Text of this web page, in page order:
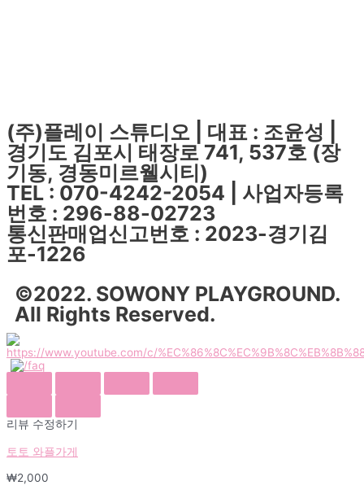
(주)플레이 스튜디오 | 대표 : 조윤성 |
경기도 김포시 태장로 741, 537호 (장
기동, 경동미르웰시티)
TEL : 070-4242-2054 | 사업자등록
번호 : 296-88-02723
통신판매업신고번호 : 2023-경기김
포-1226
©2022. SOWONY PLAYGROUND.
All Rights Reserved.
리뷰 수정하기
토토 와플가게
₩2,000